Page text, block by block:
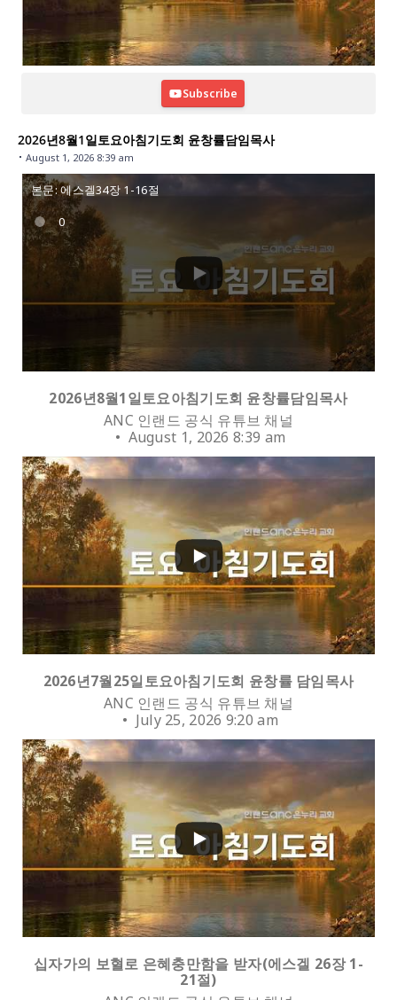
Subscribe
2026년8월1일토요아침기도회 윤창률담임목사
August 1, 2026 8:39 am
본문: 에스겔34장 1-16절
0
2026년8월1일토요아침기도회 윤창률담임목사
ANC 인랜드 공식 유튜브 채널
August 1, 2026 8:39 am
0
2026년7월25일토요아침기도회 윤창률 담임목사
ANC 인랜드 공식 유튜브 채널
July 25, 2026 9:20 am
0
십자가의 보혈로 은혜충만함을 받자(에스겔 26장 1-
21절)